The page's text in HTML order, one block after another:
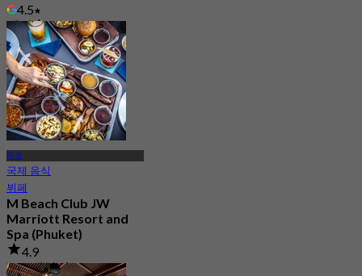
4.5
에서฿ 890
푸켓
국제 음식
뷔페
M Beach Club JW
Marriott Resort and
Spa (Phuket)
4.9
148 예약됨